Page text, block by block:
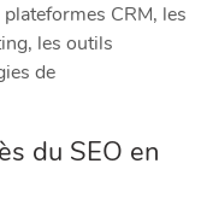
CRM, les
les outils
de
du SEO en